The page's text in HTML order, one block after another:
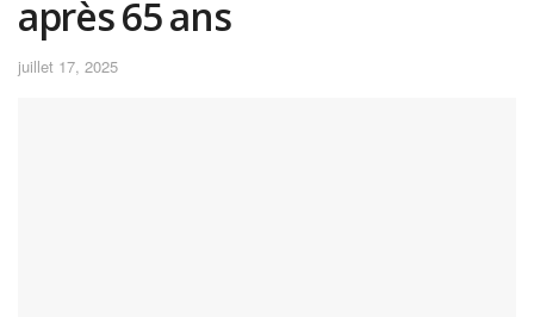
après 65 ans
juillet 17, 2025